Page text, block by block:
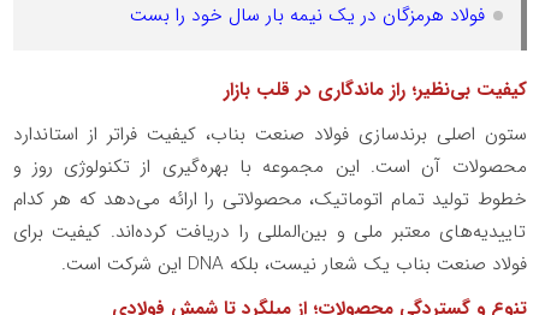
فولاد هرمزگان در یک نیمه بار سال خود را بست
کیفیت بی‌نظیر؛ راز ماندگاری در قلب بازار
ستون اصلی برندسازی فولاد صنعت بناب، کیفیت فراتر از استاندارد
محصولات آن است. این مجموعه با بهره‌گیری از تکنولوژی روز و
خطوط تولید تمام اتوماتیک، محصولاتی را ارائه می‌دهد که هر کدام
تاییدیه‌های معتبر ملی و بین‌المللی را دریافت کرده‌اند. کیفیت برای
فولاد صنعت بناب یک شعار نیست، بلکه DNA این شرکت است.
تنوع و گستردگی محصولات؛ از میلگرد تا شمش فولادی